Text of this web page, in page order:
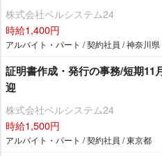
株式会社ベルシステム24
時給1,400円
アルバイト・パート / 契約社員 / 神奈川県
証明書作成・発行の事務/短期11
迎
株式会社ベルシステム24
時給1,500円
アルバイト・パート / 契約社員 / 東京都